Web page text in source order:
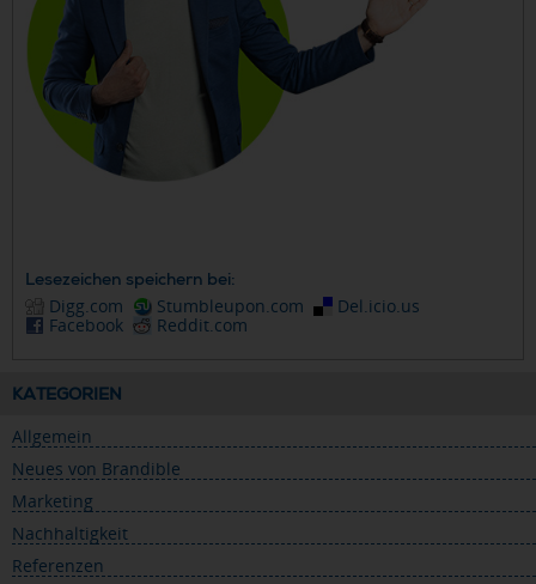
Lesezeichen speichern bei:
Digg.com Stumbleupon.com
Del.icio.us
Facebook
Reddit.com
KATEGORIEN
Allgemein
Neues von Brandible
Marketing
Nachhaltigkeit
Referenzen